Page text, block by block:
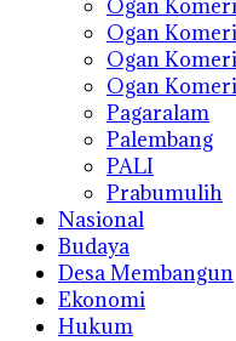
Ogan
Ogan
Ogan
Ogan
Pagaralam
Palembang
PALI
Prabumulih
Nasional
Budaya
Desa Membangun
Ekonomi
Hukum